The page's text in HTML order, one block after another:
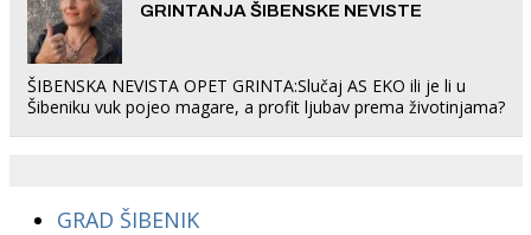
GRINTANJA ŠIBENSKE NEVISTE
ŠIBENSKA NEVISTA OPET GRINTA:Slučaj AS EKO ili je li u
Šibeniku vuk pojeo magare, a profit ljubav prema životinjama?
GRAD ŠIBENIK